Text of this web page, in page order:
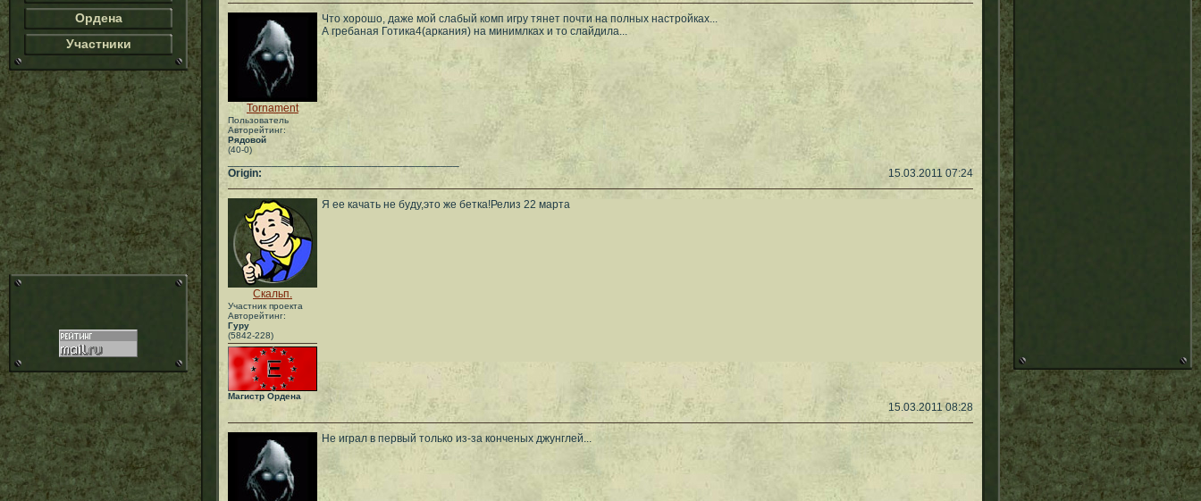
Ордена
Участники
Tornament
Пользователь
Авторейтинг:
Рядовой
(40-0)
Что хорошо, даже мой слабый комп игру тянет почти на полных настройках...
А гребаная Готика4(аркания) на минимлках и то слайдила...
_____________________________________
Origin:
15.03.2011 07:24
Скальп.
Участник проекта
Авторейтинг:
Гуру
(5842-228)
Магистр Ордена
Я ее качать не буду,это же бетка!Релиз 22 марта
15.03.2011 08:28
Не играл в первый только из-за конченых джунглей...